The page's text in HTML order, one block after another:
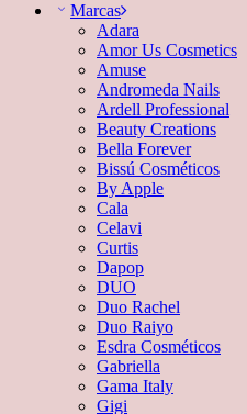
Marcas
Adara
Amor Us Cosmetics
Amuse
Andromeda Nails
Ardell Professional
Beauty Creations
Bella Forever
Bissú Cosméticos
By Apple
Cala
Celavi
Curtis
Dapop
DUO
Duo Rachel
Duo Raiyo
Esdra Cosméticos
Gabriella
Gama Italy
Gigi